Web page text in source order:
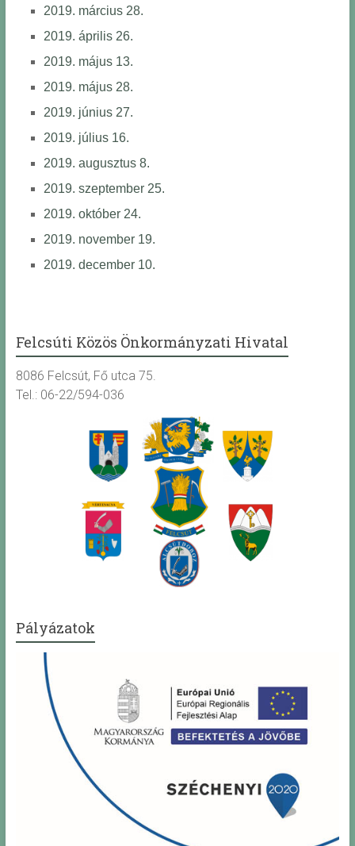
2019. március 28.
2019. április 26.
2019. május 13.
2019. május 28.
2019. június 27.
2019. július 16.
2019. augusztus 8.
2019. szeptember 25.
2019. október 24.
2019. november 19.
2019. december 10.
Felcsúti Közös Önkormányzati Hivatal
8086 Felcsút, Fő utca 75.
Tel.: 06-22/594-036
Pályázatok